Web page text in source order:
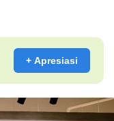
+ Apresiasi